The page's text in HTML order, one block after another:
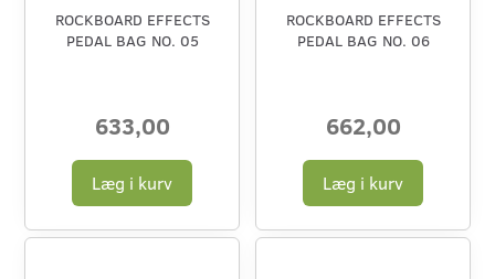
ROCKBOARD EFFECTS
PEDAL BAG NO. 05
633,00
Læg i kurv
ROCKBOARD EFFECTS
PEDAL BAG NO. 06
662,00
Læg i kurv